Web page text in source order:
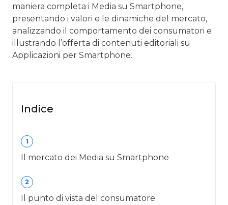
maniera completa i Media su Smartphone,
presentando i valori e le dinamiche del mercato,
analizzando il comportamento dei consumatori e
illustrando l’offerta di contenuti editoriali su
Applicazioni per Smartphone.
Indice
1
Il mercato dei Media su Smartphone
2
Il punto di vista del consumatore